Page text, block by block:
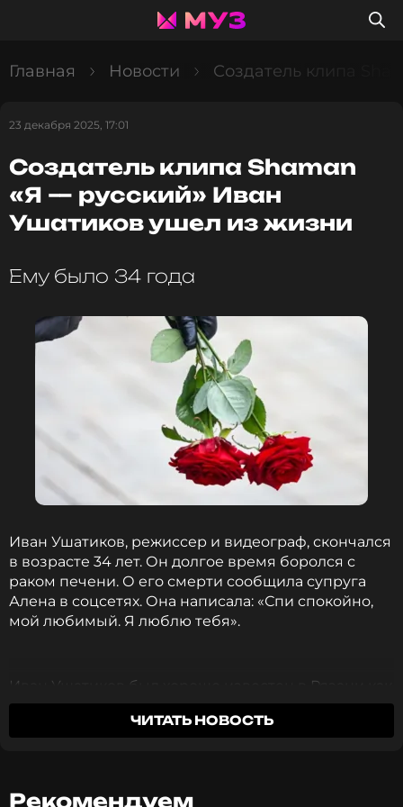
Главная Новости Создатель клипа
23 декабря 2025, 17:01
Создатель клипа Shaman
«Я — русский» Иван
Ушатиков ушел из жизни
Ему было 34 года
Иван Ушатиков, режиссер и видеограф, скончался
в возрасте 34 лет. Он долгое время боролся с
раком печени. О его смерти сообщила супруга
Алена в соцсетях. Она написала: «Спи спокойно,
мой любимый. Я люблю тебя».
Иван Ушатиков был хорошо известен в Рязани как
фотограф и режиссер. Он руководил киношколой
TrendArts и побеждал на творческих конкурсах, а
ЧИТАТЬ НОВОСТЬ
Рекомендуем